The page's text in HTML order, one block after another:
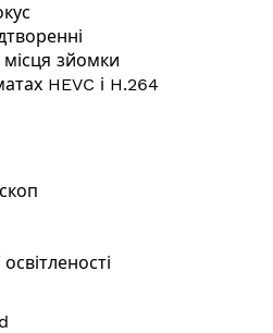
зйомки
HEVC і H.264